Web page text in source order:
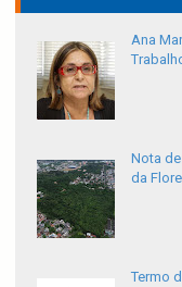
Ana
Nota
da
Termo